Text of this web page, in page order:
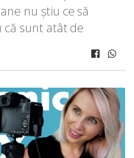
nu știu ce să
că sunt atât de
costă mai mult.